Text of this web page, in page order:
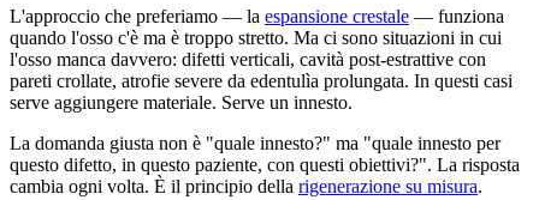
L'approccio che preferiamo — la espansione crestale — funziona
quando l'osso c'è ma è troppo stretto. Ma ci sono situazioni in cui
l'osso manca davvero: difetti verticali, cavità post-estrattive con
pareti crollate, atrofie severe da edentulìa prolungata. In questi casi
serve aggiungere materiale. Serve un innesto.
La domanda giusta non è "quale innesto?" ma "quale innesto per
questo difetto, in questo paziente, con questi obiettivi?". La risposta
cambia ogni volta. È il principio della rigenerazione su misura.